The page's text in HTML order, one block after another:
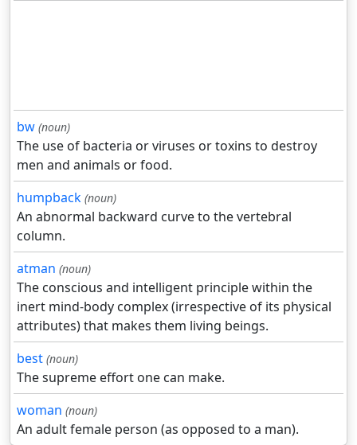
bw (noun)
The use of bacteria or viruses or toxins to destroy
men and animals or food.
humpback (noun)
An abnormal backward curve to the vertebral
column.
atman (noun)
The conscious and intelligent principle within the
inert mind-body complex (irrespective of its physical
attributes) that makes them living beings.
best (noun)
The supreme effort one can make.
woman (noun)
An adult female person (as opposed to a man).